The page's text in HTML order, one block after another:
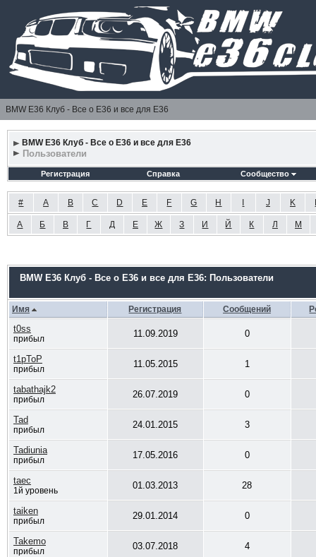
BMW E36 Клуб - Все о Е36 и все для Е36
BMW E36 Клуб - Все о Е36 и все для Е36
Пользователи
Регистрация Справка Сообщество
# A B C D E F G H J K
А Б В Г Д Е Ж З И Й К Л М
BMW E36 Клуб - Все о Е36 и все для Е36: Пользователи
Имя Регистрация Сообщений
t0ss
прибыл 11.09.2019 0
t1pToP
прибыл 11.05.2015 1
tabathajk2
прибыл 26.07.2019 0
Tad
прибыл 24.01.2015 3
Tadiunia
прибыл 17.05.2016 0
taec
1й уровень 01.03.2013 28
taiken
прибыл 29.01.2014 0
Takemo
прибыл 03.07.2018 4